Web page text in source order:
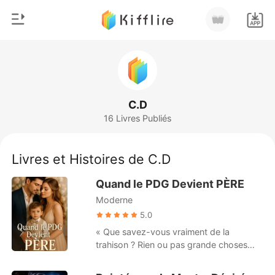
Télécharger l'appli
Loup-garou
Romance
Milliardaire
Classement
C.D
16 Livres Publiés
Livres et Histoires de C.D
Quand le PDG Devient PÈRE
Moderne
5.0
« Que savez-vous vraiment de la
trahison ? Rien ou pas grande choses